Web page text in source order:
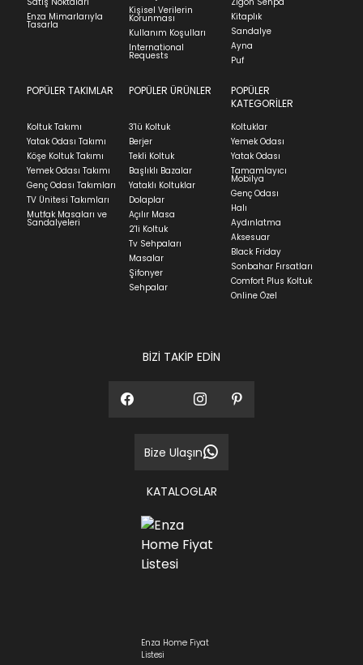
Stock moves super-fast. This look-up is an
indication of where stock might be available but
we can't guarantee it'll be there for long.
görmemiş, kurulumunun yapılmamış ve
kullanılmamış olması gerekmektedir.
İade ve Değişim bölümünü ziyaret ediniz.
Teslimat
Ev tekstili siparişlerinizin kargoya verilme süresi
ortalama 5-24 iş günüdür.
Yatak siparişlerinizin teslim süresi yaşadığınız şehre
ve ürünün stok durumuna göre ortalama 5-24 iş
günüdür.
Panel ve Döşeme grubu ürün siparişlerinizin teslim
süresi yaşadığınız şehre ve ürünün stok durumuna
göre ortalama 30-45 iş günüdür.
Siparişlerim bölümünden sürecinizi takip edebilirsiniz.
Sıkça Sorulan Sorularbölümünü ziyaret
Enza Mimarlarıyla
Tasarla
Kişisel Verilerin
Korunması
Kullanım Koşulları
International
Requests
Kitaplık
Sandalye
Ayna
Puf
POPÜLER TAKIMLAR
Koltuk Takımı
Yatak Odası Takımı
Köşe Koltuk Takımı
Yemek Odası Takımı
Genç Odası Takımları
TV Ünitesi Takımları
Mutfak Masaları ve
Sandalyeleri
POPÜLER ÜRÜNLER
3'lü Koltuk
Berjer
Tekli Koltuk
Başlıklı Bazalar
Yataklı Koltuklar
Dolaplar
Açılır Masa
2'li Koltuk
Tv Sehpaları
Masalar
Şifonyer
Sehpalar
POPÜLER
KATEGORİLER
Koltuklar
Yemek Odası
Yatak Odası
Tamamlayıcı
Mobilya
Genç Odası
Halı
Aydınlatma
Aksesuar
Black Friday
Sonbahar Fırsatları
Comfort Plus Koltuk
Online Özel
BİZİ TAKİP EDİN
Bize Ulaşın
KATALOGLAR
Enza Home Fiyat
Listesi